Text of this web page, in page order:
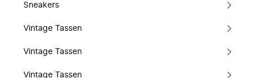
Sneakers
Vintage Tassen
Vintage Tassen
Vintage Tassen